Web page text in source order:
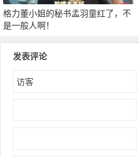
格力董小姐的秘书孟羽童红了，不
是一般人啊！
发表评论